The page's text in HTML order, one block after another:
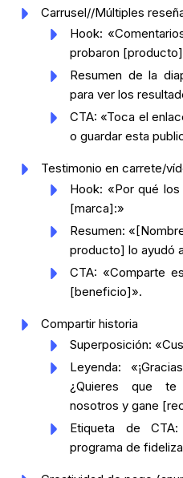
Carrusel//Múltiples
Hook:
probaron
Resumen de la
para ver los
CTA: «Toca el
o guardar esta
Testimonio en carrete/
Hook: «Por qué
[marca]:»
Resumen:
producto] lo ayudó
CTA: «Comparte
[beneficio]».
Compartir historia
Superposición:
Leyenda:
¿Quieres que te
nosotros y gane
Etiqueta de
programa de